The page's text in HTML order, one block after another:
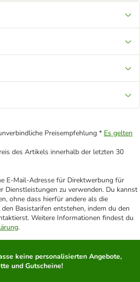
Preisempfehlung * Es gelten
des Artikels innerhalb der letzten 30
E-Mail-Adresse für Direktwerbung für
Dienstleistungen zu verwenden. Du kannst
ohne dass hierfür andere als die
Basistarifen entstehen, indem du den
Weitere Informationen findest du
.
keine personalisierten Angebote,
und Gutscheine!